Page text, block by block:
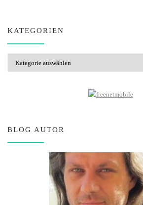
KATEGORIEN
BLOG AUTOR